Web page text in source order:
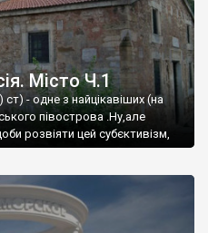
Місто Ч.1
- одне з найцікавіших (на
півострова .Ну,але
розвіяти цей субєктивізм,